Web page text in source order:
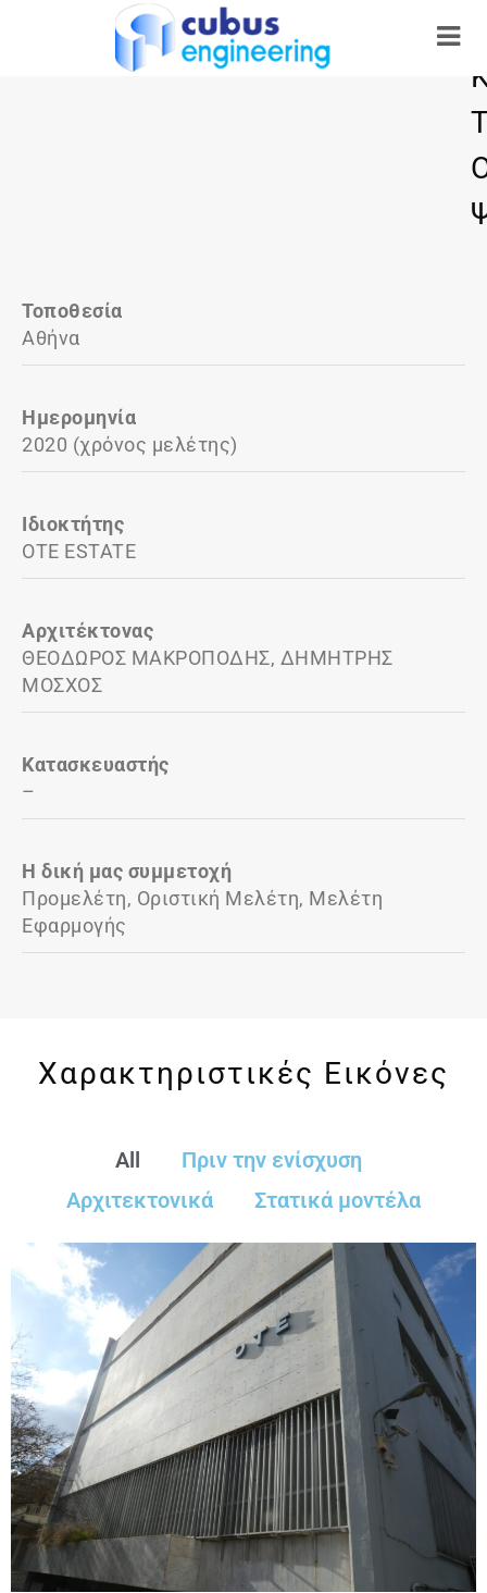
Τοποθεσία
Αθήνα
Ημερομηνία
2020 (χρόνος μελέτης)
Ιδιοκτήτης
OTE ESTATE
Αρχιτέκτονας
ΘΕΟΔΩΡΟΣ ΜΑΚΡΟΠΟΔΗΣ, ΔΗΜΗΤΡΗΣ
ΜΟΣΧΟΣ
Κατασκευαστής
–
Η δική μας συμμετοχή
Προμελέτη, Οριστική Μελέτη, Μελέτη
Εφαρμογής
Χαρακτηριστικές Εικόνες
All
Πριν την ενίσχυση
Αρχιτεκτονικά
Στατικά μοντέλα